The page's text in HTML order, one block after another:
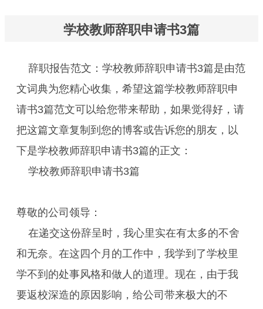
学校教师辞职申请书3篇
辞职报告范文：学校教师辞职申请书3篇是由范
文词典为您精心收集，希望这篇学校教师辞职申
请书3篇范文可以给您带来帮助，如果觉得好，请
把这篇文章复制到您的博客或告诉您的朋友，以
下是学校教师辞职申请书3篇的正文：
学校教师辞职申请书3篇
尊敬的公司领导：
在递交这份辞呈时，我心里实在有太多的不舍
和无奈。在这四个月的工作中，我学到了学校里
学不到的处事风格和做人的道理。现在，由于我
要返校深造的原因影响，给公司带来极大的不